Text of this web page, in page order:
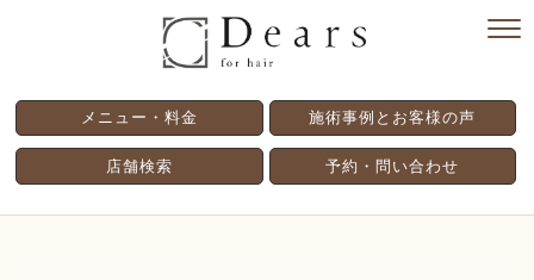
メニュー・料金 施術事例とお客様の声
店舗検索 予約・問い合わせ